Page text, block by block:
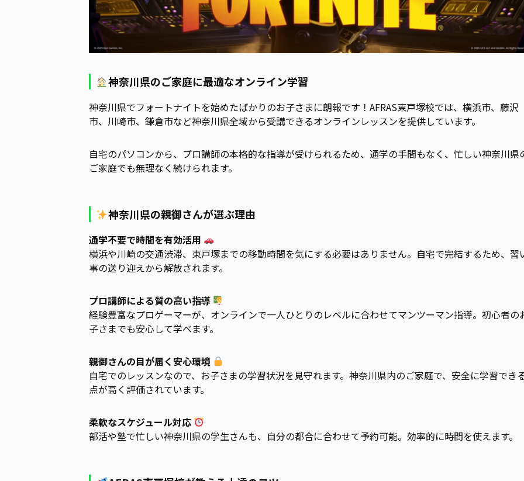
神奈川県のご家庭に最適なオンライン学習
神奈川県でフォートナイトを始めたばかりのお子さまに朗報です！AFRAS東戸塚校では、横浜市、藤沢
市、川崎市、鎌倉市など神奈川県全域から受講できるオンラインレッスンを提供しています。
自宅のパソコンから、プロ講師の本格的な指導が受けられるため、通学の手間もなく、忙しい神奈川県
ご家庭でも無理なく続けられます。
神奈川県の親御さんが選ぶ理由
通学不要で時間を有効活用
横浜や川崎の交通渋滞、東戸塚までの移動時間を気にする必要はありません。自宅で完結するため、習
事の送り迎えから解放されます。
プロ講師による質の高い指導
経験豊富なプロゲーマーが、オンラインで一人ひとりのレベルに合わせてマンツーマン指導。初心者の
子さまでも安心して学べます。
親御さんの目が届く安心環境
自宅でのレッスンなので、お子さまの学習状況を見守れます。神奈川県内のご家庭で、安全に学習でき
点が高く評価されています。
柔軟なスケジュール対応
部活や塾で忙しい神奈川県の学生さんも、自分の都合に合わせて予約可能。効率的に時間を使えます。